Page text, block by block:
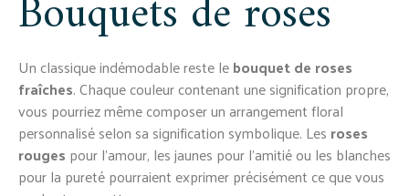
Bouquets de roses
Un classique indémodable reste lebouquet de roses
fraîches. Chaque couleur contenant une signification propre,
vous pourriez même composer un arrangement floral
personnalisé selon sa signification symbolique. Les roses
rouges pour l’amour, les jaunes pour l’amitié ou les blanches
pour la pureté pourraient exprimer précisément ce que vous